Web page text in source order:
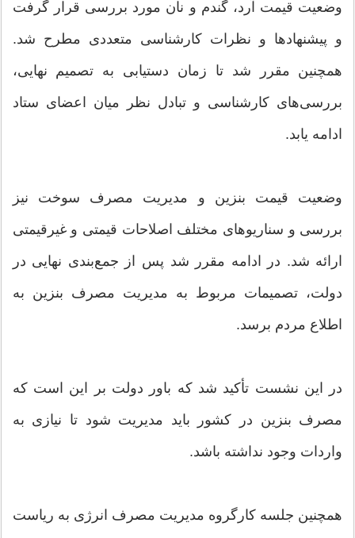
وضعیت قیمت آرد، گندم و نان مورد بررسی قرار گرفت
و پیشنهادها و نظرات کارشناسی متعددی مطرح شد.
همچنین مقرر شد تا زمان دستیابی به تصمیم نهایی،
بررسی‌های کارشناسی و تبادل نظر میان اعضای ستاد
ادامه یابد.
وضعیت قیمت بنزین و مدیریت مصرف سوخت نیز
بررسی و سناریوهای مختلف اصلاحات قیمتی و غیرقیمتی
ارائه شد. در ادامه مقرر شد پس از جمع‌بندی نهایی در
دولت، تصمیمات مربوط به مدیریت مصرف بنزین به
اطلاع مردم برسد.
در این نشست تأکید شد که باور دولت بر این است که
مصرف بنزین در کشور باید مدیریت شود تا نیازی به
واردات وجود نداشته باشد.
همچنین جلسه کارگروه مدیریت مصرف انرژی به ریاست